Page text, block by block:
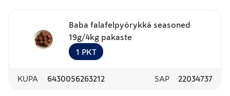
Baba falafelpyörykkä seasoned
19g/4kg pakaste
1 PKT
KUPA 6430056263212 SAP 22034737